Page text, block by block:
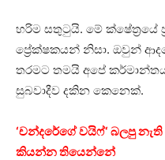
හරිම සතුටුයි. මේ
ප්‍රේක්ෂකයන් නිසා. ඔවුන්
තරමට තමයි අපේ
සුබවාදීව දකින කෙනෙක්.
‘චන්දරේගේ වයිෆ්‘ බලපු
කියන්න තියෙන්නේ